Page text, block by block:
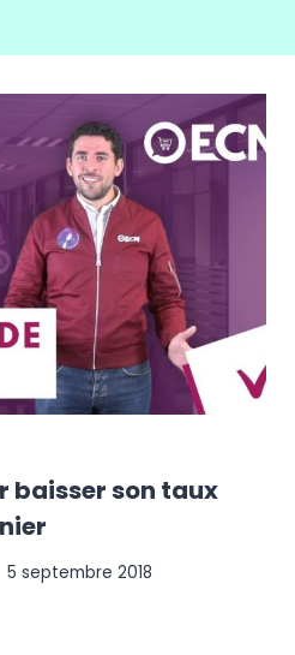
baisser son taux
5 septembre 2018